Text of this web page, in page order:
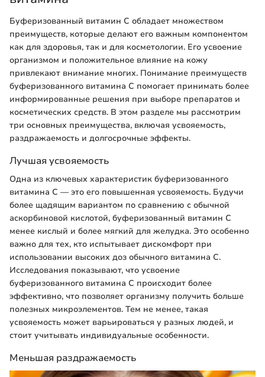
Буферизованный витамин C обладает множеством
преимуществ, которые делают его важным компонентом
как для здоровья, так и для косметологии. Его усвоение
организмом и положительное влияние на кожу
привлекают внимание многих. Понимание преимуществ
буферизованного витамина C помогает принимать более
информированные решения при выборе препаратов и
косметических средств. В этом разделе мы рассмотрим
три основных преимущества, включая усвояемость,
раздражаемость и долгосрочные эффекты.
Лучшая усвояемость
Одна из ключевых характеристик буферизованного
витамина C — это его повышенная усвояемость. Будучи
более щадящим вариантом по сравнению с обычной
аскорбиновой кислотой, буферизованный витамин C
менее кислый и более мягкий для желудка. Это особенно
важно для тех, кто испытывает дискомфорт при
использовании высоких доз обычного витамина C.
Исследования показывают, что усвоение
буферизованного витамина C происходит более
эффективно, что позволяет организму получить больше
полезных микроэлементов. Тем не менее, такая
усвояемость может варьироваться у разных людей, и
стоит учитывать индивидуальные особенности.
Меньшая раздражаемость